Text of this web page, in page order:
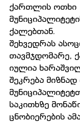
ქართლის ოთხი
ქალებთან.
შეხვედრას
თავმჯდომარე,
იულია
შეკრება მიზნად
საკითხზე
ცნობიერების